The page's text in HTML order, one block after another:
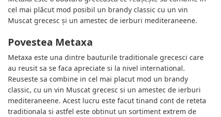
cel mai plăcut mod posibil un brandy classic cu un vin
Muscat grecesc și un amestec de ierburi mediteraneene.
Povestea Metaxa
Metaxa este una dintre bauturile traditionale grecesci care
au reusit sa se faca apreciate si la nivel international.
Reuseste sa combine in cel mai placut mod un brandy
classic, cu un vin Muscat grecesc si un amestec de ierburi
mediteraneene. Acest lucru este facut tinand cont de reteta
traditionala si astfel este obtinut un sortiment extrem de